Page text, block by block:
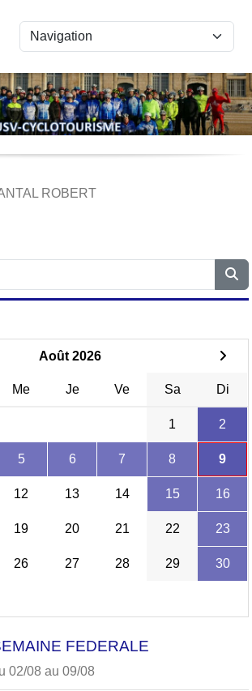
ROBERT
Août 2026
Me Je Ve Sa Di
1 2
5 6 7 8 9
12 13 14 15 16
19 20 21 22 23
26 27 28 29 30
FEDERALE
02/08 au 09/08